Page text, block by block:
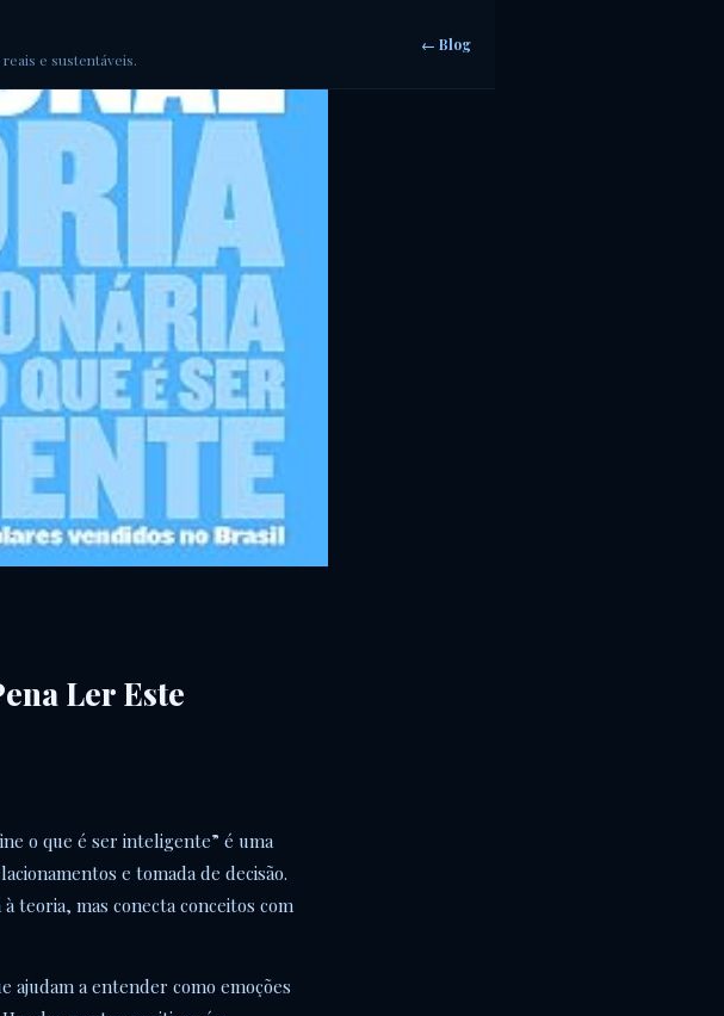
e sustentáveis.
← Blog
Ler Este
o que é ser inteligente” é uma
e tomada de decisão.
teoria, mas conecta conceitos com
ajudam a entender como emoções